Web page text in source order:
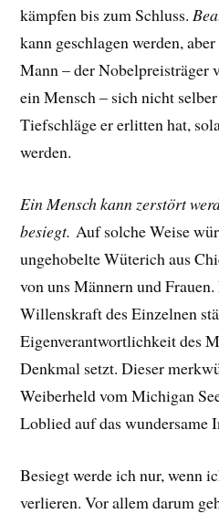
kämpfen bis zum Schluss.
kann geschlagen werden,
Mann – der Nobelpreisträger
ein Mensch – sich nicht
Tiefschläge er erlitten hat,
werden.
Ein Mensch kann zerstört
besiegt. Auf solche Weise
ungehobelte Wüterich aus
von uns Männern und
Willenskraft des Einzelnen
Eigenverantwortlichkeit des
Denkmal setzt. Dieser
Weiberheld vom Michigan
Loblied auf das wundersame
Besiegt werde ich nur, wenn
verlieren. Vor allem darum